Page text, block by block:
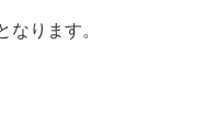
ります。